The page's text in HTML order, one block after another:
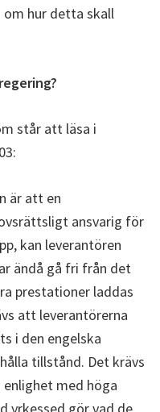
hur detta skall
står att läsa i
är att en
ansvarig för
kan leverantören
ändå gå fri från det
prestationer laddas
att leverantörerna
i den engelska
tillstånd. Det krävs
med höga
yrkessed gör vad de